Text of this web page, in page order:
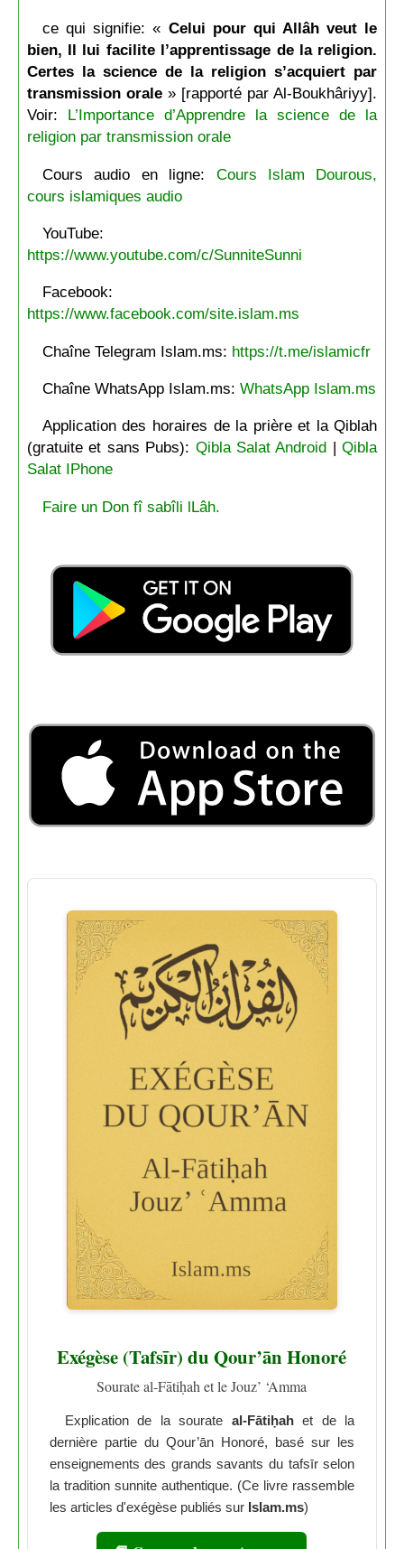
ce qui signifie: « Celui pour qui Allâh veut le
bien, Il lui facilite l’apprentissage de la religion.
Certes la science de la religion s’acquiert par
transmission orale» [rapporté par Al-Boukhâriyy].
Voir: L’Importance d’Apprendre la science de la
religion par transmission orale
Cours audio en ligne: Cours Islam Dourous,
cours islamiques audio
YouTube:
https://www.youtube.com/c/SunniteSunni
Facebook:
https://www.facebook.com/site.islam.ms
Chaîne Telegram Islam.ms: https://t.me/islamicfr
Chaîne WhatsApp Islam.ms: WhatsApp Islam.ms
Application des horaires de la prière et la Qiblah
(gratuite et sans Pubs): Qibla Salat Android |Qibla
Salat IPhone
Faire un Don fî sabîli lLâh.
Exégèse (Tafsīr) du Qour’ān Honoré
Sourate al-Fātiḥah et le Jouz’ ‘Amma
Explication de la sourate al-Fātiḥahet de la
dernière partie du Qour’ān Honoré, basé sur les
enseignements des grands savants du tafsīr selon
la tradition sunnite authentique. (Ce livre rassemble
les articles d'exégèse publiés sur Islam.ms)